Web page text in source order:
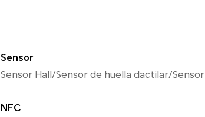
Sensor
Sensor Hall/Sensor de huella dactilar/
NFC